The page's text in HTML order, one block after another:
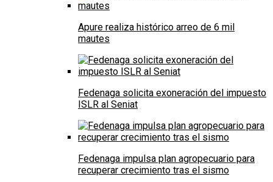
Apure realiza histórico arreo de 6 mil
mautes
Fedenaga solicita exoneración del impuesto
ISLR al Seniat
Fedenaga impulsa plan agropecuario para
recuperar crecimiento tras el sismo